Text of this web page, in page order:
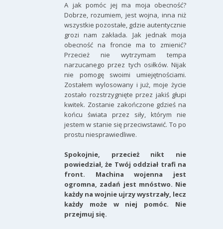
A jak pomóc jej ma moja obecność?
Dobrze, rozumiem, jest wojna, inna niż
wszystkie pozostałe, gdzie autentycznie
grozi nam zakłada. Jak jednak moja
obecność na froncie ma to zmienić?
Przecież nie wytrzymam tempa
narzucanego przez tych osiłków. Nijak
nie pomogę swoimi umiejętnościami.
Zostałem wylosowany i już, moje życie
zostało rozstrzygnięte przez jakiś głupi
kwitek. Zostanie zakończone gdzieś na
końcu świata przez siły, którym nie
jestem w stanie się przeciwstawić. To po
prostu niesprawiedliwe.
Spokojnie, przecież nikt nie
powiedział, że Twój oddział trafi na
front. Machina wojenna jest
ogromna, zadań jest mnóstwo. Nie
każdy na wojnie ujrzy wystrzały, lecz
każdy może w niej pomóc. Nie
przejmuj się.